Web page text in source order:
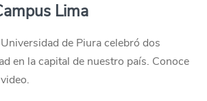
Lima
de Piura celebró dos
en la capital de nuestro país. Conoce